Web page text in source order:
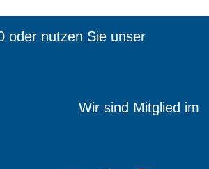
oder nutzen Sie unser
im